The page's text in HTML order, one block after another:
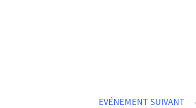
EVÉNEMENT SUIVANT